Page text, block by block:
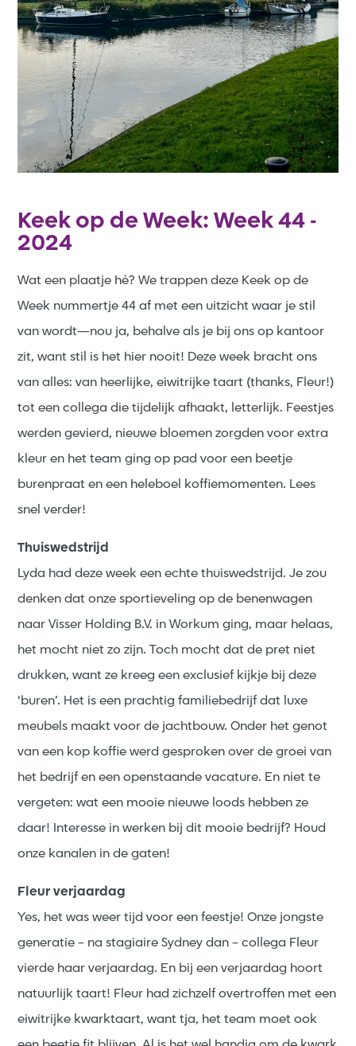
Keek op de Week: Week 44 -
2024
Wat een plaatje hè? We trappen deze Keek op de
Week nummertje 44 af met een uitzicht waar je stil
van wordt—nou ja, behalve als je bij ons op kantoor
zit, want stil is het hier nooit! Deze week bracht ons
van alles: van heerlijke, eiwitrijke taart (thanks, Fleur!)
tot een collega die tijdelijk afhaakt, letterlijk. Feestjes
werden gevierd, nieuwe bloemen zorgden voor extra
kleur en het team ging op pad voor een beetje
burenpraat en een heleboel koffiemomenten. Lees
snel verder!
Thuiswedstrijd
Lyda had deze week een echte thuiswedstrijd. Je zou
denken dat onze sportieveling op de benenwagen
naar Visser Holding B.V. in Workum ging, maar helaas,
het mocht niet zo zijn. Toch mocht dat de pret niet
drukken, want ze kreeg een exclusief kijkje bij deze
‘buren’. Het is een prachtig familiebedrijf dat luxe
meubels maakt voor de jachtbouw. Onder het genot
van een kop koffie werd gesproken over de groei van
het bedrijf en een openstaande vacature. En niet te
vergeten: wat een mooie nieuwe loods hebben ze
daar! Interesse in werken bij dit mooie bedrijf? Houd
onze kanalen in de gaten!
Fleur verjaardag
Yes, het was weer tijd voor een feestje! Onze jongste
generatie – na stagiaire Sydney dan – collega Fleur
vierde haar verjaardag. En bij een verjaardag hoort
natuurlijk taart! Fleur had zichzelf overtroffen met een
eiwitrijke kwarktaart, want tja, het team moet ook